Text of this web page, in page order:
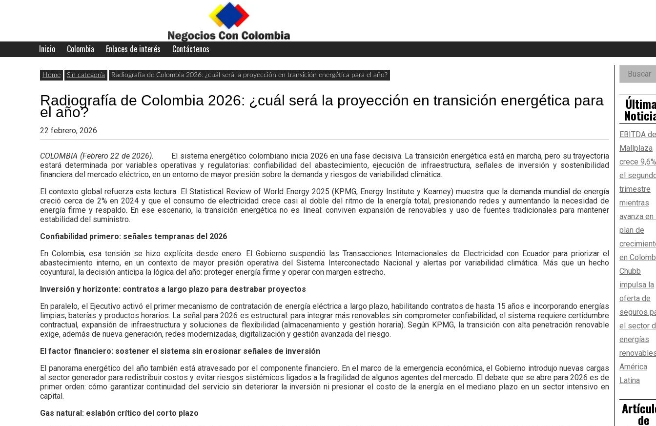
Negocios
con
Colombia
Últimas
noticias,
comunicados
y
actualidad
de
negocios
con
Colombia.
Widget
Inicio Colombia Enlaces de interés Contáctenos
Home Sin categoría Radiografía de Colombia 2026: ¿cuál será la proyección en transición energética para el año?
Radiografía de Colombia 2026: ¿cuál será la proyección en transición energética para
el año?
22 febrero, 2026
COLOMBIA (Febrero 22 de 2026). El sistema energético colombiano inicia 2026 en una fase decisiva. La transición energética está en marcha, pero su trayectoria
estará determinada por variables operativas y regulatorias: confiabilidad del abastecimiento, ejecución de infraestructura, señales de inversión y sostenibilidad
financiera del mercado eléctrico, en un entorno de mayor presión sobre la demanda y riesgos de variabilidad climática.
El contexto global refuerza esta lectura. El Statistical Review of World Energy 2025 (KPMG, Energy Institute y Kearney) muestra que la demanda mundial de energía
creció cerca de 2% en 2024 y que el consumo de electricidad crece casi al doble del ritmo de la energía total, presionando redes y aumentando la necesidad de
energía firme y respaldo. En ese escenario, la transición energética no es lineal: conviven expansión de renovables y uso de fuentes tradicionales para mantener
estabilidad del suministro.
Confiabilidad primero: señales tempranas del 2026
En Colombia, esa tensión se hizo explícita desde enero. El Gobierno suspendió las Transacciones Internacionales de Electricidad con Ecuador para priorizar el
abastecimiento interno, en un contexto de mayor presión operativa del Sistema Interconectado Nacional y alertas por variabilidad climática. Más que un hecho
coyuntural, la decisión anticipa la lógica del año: proteger energía firme y operar con margen estrecho.
Inversión y horizonte: contratos a largo plazo para destrabar proyectos
En paralelo, el Ejecutivo activó el primer mecanismo de contratación de energía eléctrica a largo plazo, habilitando contratos de hasta 15 años e incorporando energías
limpias, baterías y productos horarios. La señal para 2026 es estructural: para integrar más renovables sin comprometer confiabilidad, el sistema requiere certidumbre
contractual, expansión de infraestructura y soluciones de flexibilidad (almacenamiento y gestión horaria). Según KPMG, la transición con alta penetración renovable
exige, además de nueva generación, redes modernizadas, digitalización y gestión avanzada del riesgo.
El factor financiero: sostener el sistema sin erosionar señales de inversión
El panorama energético del año también está atravesado por el componente financiero. En el marco de la emergencia económica, el Gobierno introdujo nuevas cargas
al sector generador para redistribuir costos y evitar riesgos sistémicos ligados a la fragilidad de algunos agentes del mercado. El debate que se abre para 2026 es de
primer orden: cómo garantizar continuidad del servicio sin deteriorar la inversión ni presionar el costo de la energía en el mediano plazo en un sector intensivo en
capital.
Gas natural: eslabón crítico del corto plazo
Right
Buscar:
EBITDA de
Mallplaza
crece
el
trimestre
mientras
avanza en
plan de
en
Chubb
impulsa la
oferta de
seguros
el sector
energías
América
Latina
de